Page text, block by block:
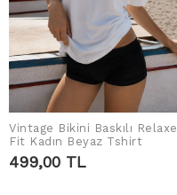
SEPETE EKLE
Vintage Bikini Baskılı
Fit Kadın Beyaz Tshirt
499,00 TL